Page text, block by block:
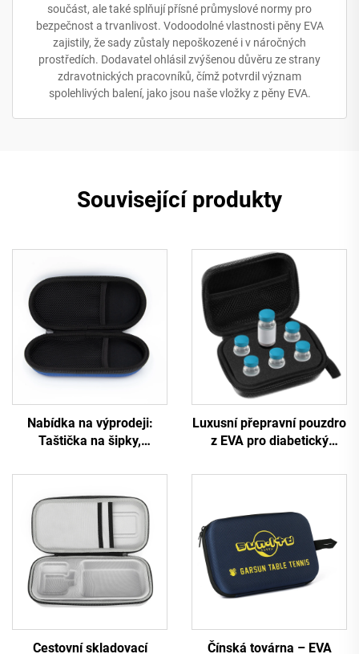
součást, ale také splňují přísné průmyslové normy pro
bezpečnost a trvanlivost. Vodoodolné vlastnosti pěny EVA
zajistily, že sady zůstaly nepoškozené i v náročných
prostředích. Dodavatel ohlásil zvýšenou důvěru ze strany
zdravotnických pracovníků, čímž potvrdil význam
spolehlivých balení, jako jsou naše vložky z pěny EVA.
Související produkty
Nabídka na výprodeji:
Taštička na šipky,
šipky z EVA, cestovní
přepravní taštička z EVA
se zipem
Luxusní přepravní pouzdro
z EVA pro diabetický
na lahvičky o objemu 10
cestovně připravený
chladicí komplet pro
inzulín
Cestovní skladovací Čínská továrna – EVA